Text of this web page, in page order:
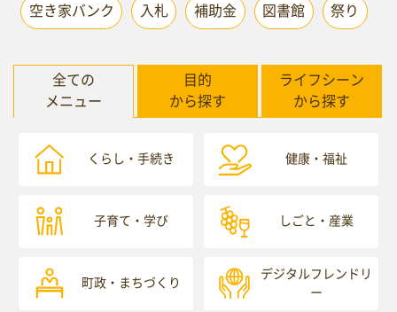
空き家バンク 入札 補助金 図書館 祭り
全ての
メニュー
目的
から探す
ライフシーン
から探す
くらし・手続き 健康・福祉
子育て・学び しごと・産業
町政・まちづくり
デジタルフレンドリ
ー